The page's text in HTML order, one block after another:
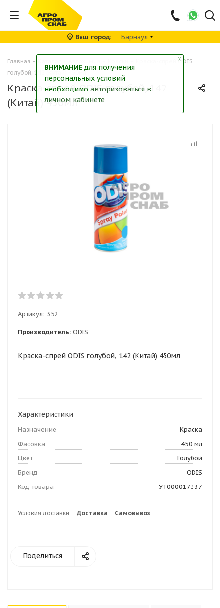
Ваш город Барнаул
Главная -
Краска-спрей ODIS
голубой, 142 (Китай) 450мл
Краска-спрей ODIS голубой, 142
(Китай) 450мл
Артикул: 352
Производитель: ODIS
Краска-спрей ODIS голубой, 142 (Китай) 450мл
Характеристики
Назначение
Краска
Фасовка
450 мл
Цвет
Голубой
Бренд
ODIS
Код товара
УТ000017337
Условия доставки Доставка Самовывоз
Поделиться
╳
ВНИМАНИЕ для получения
персональных условий
необходимо авторизоваться в
личном кабинете